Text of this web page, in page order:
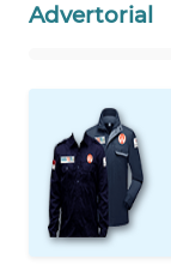
Advertorial
WAHANA
DESA
WISATA
LAPAK